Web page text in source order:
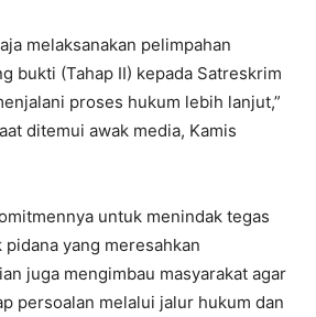
melaksanakan pelimpahan
bukti (Tahap II) kepada Satreskrim
proses hukum lebih lanjut,”
ditemui awak media, Kamis
untuk menindak tegas
yang meresahkan
juga mengimbau masyarakat agar
persoalan melalui jalur hukum dan